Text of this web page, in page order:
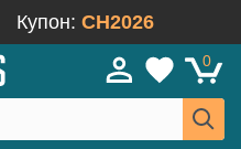
Купон: CH2026
0